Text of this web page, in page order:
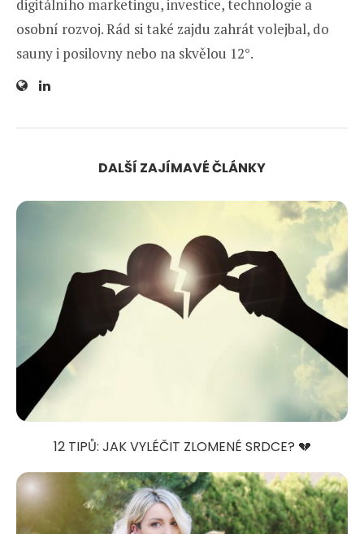
digitálního marketingu, investice, technologie a
osobní rozvoj. Rád si také zajdu zahrát volejbal, do
sauny i posilovny nebo na skvělou 12°.
DALŠÍ ZAJÍMAVÉ ČLÁNKY
12 TIPŮ: JAK VYLÉČIT ZLOMENÉ SRDCE? 💔